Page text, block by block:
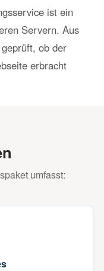
ist ein
Servern. Aus
ob der
erbracht
umfasst: